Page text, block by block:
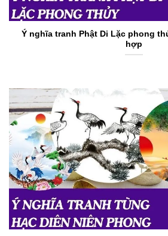
Ý nghĩa tranh Phật Di Lặc phong
hợp